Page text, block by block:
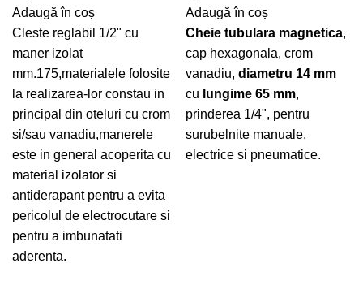
Adaugă în coș
Cleste reglabil 1/2" cu
maner izolat
mm.175,materialele folosite
la realizarea-lor constau in
principal din oteluri cu crom
si/sau vanadiu,manerele
este in general acoperita cu
material izolator si
antiderapant pentru a evita
pericolul de electrocutare si
pentru a imbunatati
aderenta.
Adaugă în coș
Cheie tubulara magnetica,
cap hexagonala, crom
vanadiu, diametru 14 mm
cu lungime 65 mm,
prinderea 1/4", pentru
surubelnite manuale,
electrice si pneumatice.